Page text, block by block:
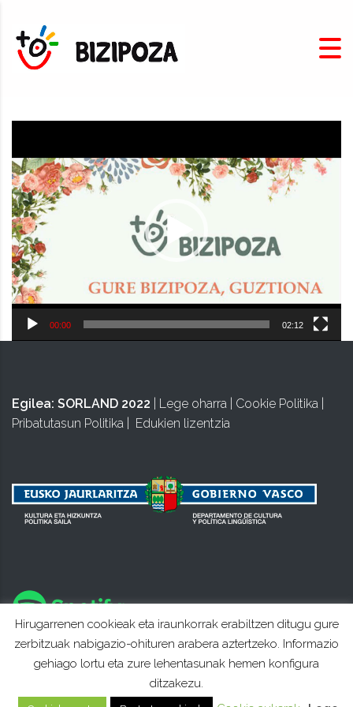
00:00 02:12
Egilea: SORLAND 2022 Lege oharra Cookie Politika
Pribatutasun Politika
Edukien lizentzia
Hirugarrenen cookieak eta iraunkorrak erabiltzen ditugu gure
zerbitzuak nabigazio-ohituren arabera aztertzeko. Informazio
gehiago lortu eta zure lehentasunak hemen konfigura
ditzakezu.